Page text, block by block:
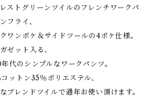
ストグリーンツイルのフレンチワークパ
フライ、
ワンポケ＆サイドツールの4ポケ仕様。
ゼット入る、
代のシンプルなワークパンツ。
ットン35％ポリエステル、
ブレンドツイルで通年お使い頂けます。